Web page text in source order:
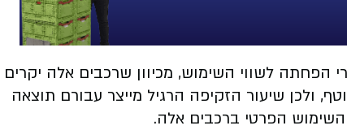
הפחתה לשווי השימוש, מכיוון שרכבים אלה יקרים
ולכן שיעור הזקיפה הרגיל מייצר עבורם תוצאה
הפרטי ברכבים אלה.